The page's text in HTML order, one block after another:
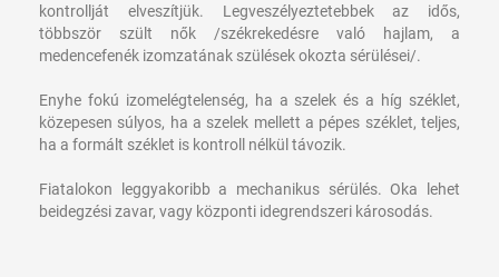
kontrollját elveszítjük. Legveszélyeztetebbek az idős,
többször szült nők /székrekedésre való hajlam, a
medencefenék izomzatának szülések okozta sérülései/.
Enyhe fokú izomelégtelenség, ha a szelek és a híg széklet,
közepesen súlyos, ha a szelek mellett a pépes széklet, teljes,
ha a formált széklet is kontroll nélkül távozik.
Fiatalokon leggyakoribb a mechanikus sérülés. Oka lehet
beidegzési zavar, vagy központi idegrendszeri károsodás.